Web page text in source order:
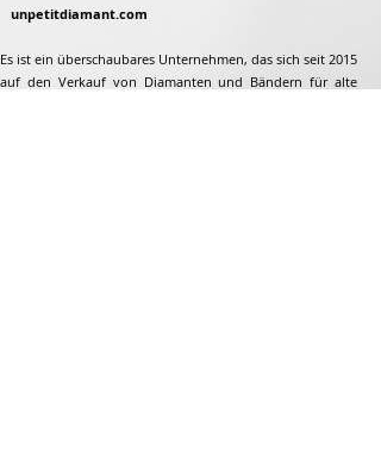
unpetitdiamant.com
Es ist ein überschaubares Unternehmen, das sich seit 2015
auf den Verkauf von Diamanten und Bändern für alte